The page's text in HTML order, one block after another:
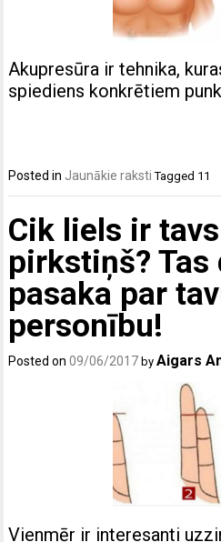
Akupresūra ir tehnika,
spiediens konkrētiem
Posted in Jaunākie raksti Tagged 11
Cik liels ir
pirkstiņš? Tas
pasaka par
personību!
Posted on09/06/2017 byAigars
Vienmēr ir interesanti